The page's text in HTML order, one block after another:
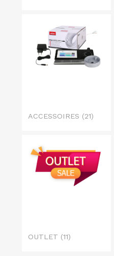
ACCESSOIRES (21)
OUTLET (11)